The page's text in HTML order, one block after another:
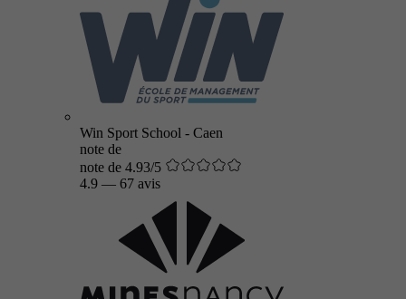
Win Sport School - Caen
note de
note de 4.93/5
4.9 — 67 avis